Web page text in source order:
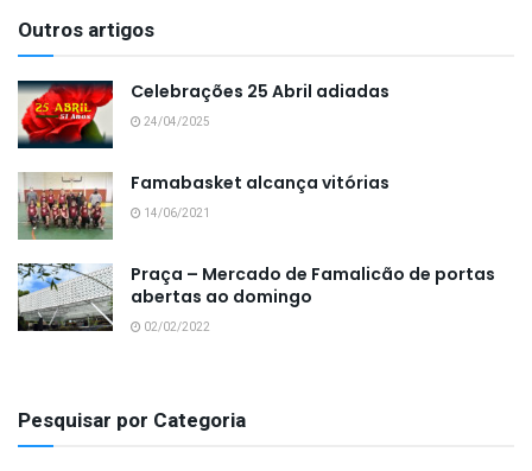
Outros artigos
Celebrações 25 Abril adiadas
24/04/2025
Famabasket alcança vitórias
14/06/2021
Praça – Mercado de Famalicão de portas
abertas ao domingo
02/02/2022
Pesquisar por Categoria